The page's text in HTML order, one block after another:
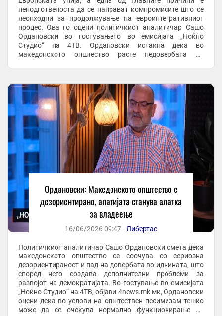
неподготвеноста да се направат компромисите што се
неопходни за продолжување на евроинтегративниот
процес. Ова го оцени политичкиот аналитичар Сашо
Ордановски во гостувањето во емисијата „Ноќно
Студио“ на 4ТВ. Ордановски истакна дека во
македонското општество расте недовербата во
Ордановски: Македонското општество е
дезориентирано, апатијата станува алатка
за владеење
16/06/2026 09:47 - Либертас
Политичкиот аналитичар Сашо Ордановски смета дека
македонското општество се соочува со сериозна
дезориентираност и пад на довербата во иднината, што
според него создава дополнителни проблеми за
развојот на демократијата. Во гостување во емисијата
„Ноќно Студио“ на 4ТВ, објави 4news.mk мк, Ордановски
оцени дека во услови на општествен песимизам тешко
може да се очекува нормално функционирање на